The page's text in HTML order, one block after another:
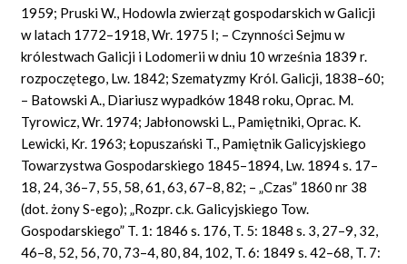
1959; Pruski W., Hodowla zwierząt gospodarskich w Galicji
w latach 1772–1918, Wr. 1975 I; – Czynności Sejmu w
królestwach Galicji i Lodomerii w dniu 10 września 1839 r.
rozpoczętego, Lw. 1842; Szematyzmy Król. Galicji, 1838–60;
– Batowski A., Diariusz wypadków 1848 roku, Oprac. M.
Tyrowicz, Wr. 1974; Jabłonowski L., Pamiętniki, Oprac. K.
Lewicki, Kr. 1963; Łopuszański T., Pamiętnik Galicyjskiego
Towarzystwa Gospodarskiego 1845–1894, Lw. 1894 s. 17–
18, 24, 36–7, 55, 58, 61, 63, 67–8, 82; – „Czas” 1860 nr 38
(dot. żony S-ego); „Rozpr. c.k. Galicyjskiego Tow.
Gospodarskiego” T. 1: 1846 s. 176, T. 5: 1848 s. 3, 27–9, 32,
46–8, 52, 56, 70, 73–4, 80, 84, 102, T. 6: 1849 s. 42–68, T. 7: